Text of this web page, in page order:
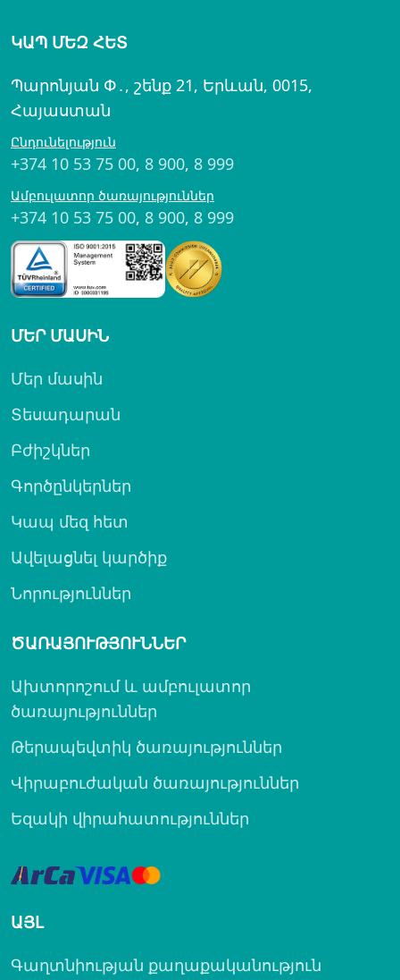
ԿԱՊ ՄԵԶ ՀԵՏ
Պարոնյան Փ․, շենք 21, Երևան, 0015,
Հայաստան
Ընդունելություն
+374 10 53 75 00, 8 900, 8 999
Ամբուլատոր ծառայություններ
+374 10 53 75 00, 8 900, 8 999
ՄԵՐ ՄԱՍԻՆ
Մեր մասին
Տեսադարան
Բժիշկներ
Գործընկերներ
Կապ մեզ հետ
Ավելացնել կարծիք
Նորություններ
ԾԱՌԱՅՈՒԹՅՈՒՆՆԵՐ
Ախտորոշում և ամբուլատոր
ծառայություններ
Թերապեվտիկ ծառայություններ
Վիրաբուժական ծառայություններ
Եզակի վիրահատություններ
ԱՅԼ
Գաղտնիության քաղաքականություն